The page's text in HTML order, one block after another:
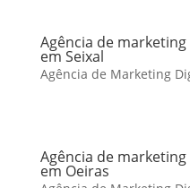
Agência de
em Seixal
Agência de Marketing
Agência de
em Oeiras